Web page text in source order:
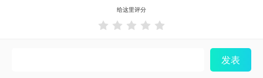
给这里评分
    
发表